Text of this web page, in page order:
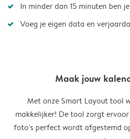
In minder dan 15 minuten ben
Voeg je eigen data en
Maak jouw
Met onze Smart Layout tool
makkelijker! De tool zorgt
foto's perfect wordt afgestemd